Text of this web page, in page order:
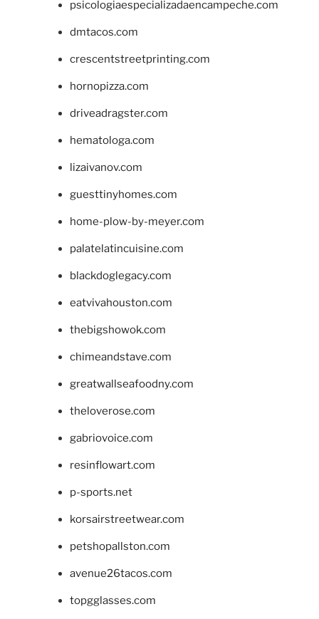
psicologiaespecializadaencampeche.com
dmtacos.com
crescentstreetprinting.com
hornopizza.com
driveadragster.com
hematologa.com
lizaivanov.com
guesttinyhomes.com
home-plow-by-meyer.com
palatelatincuisine.com
blackdoglegacy.com
eatvivahouston.com
thebigshowok.com
chimeandstave.com
greatwallseafoodny.com
theloverose.com
gabriovoice.com
resinflowart.com
p-sports.net
korsairstreetwear.com
petshopallston.com
avenue26tacos.com
topgglasses.com